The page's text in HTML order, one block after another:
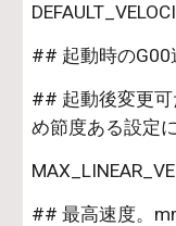
## 起動時のG00
## 起動後変更
め節度ある設定
## 最高速度。